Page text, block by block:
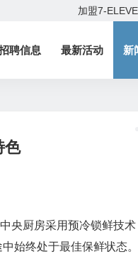
加盟7-
聘信息 最新活动 新
色
央厨房采用预冷锁鲜技术
始终处于最佳保鲜状态。